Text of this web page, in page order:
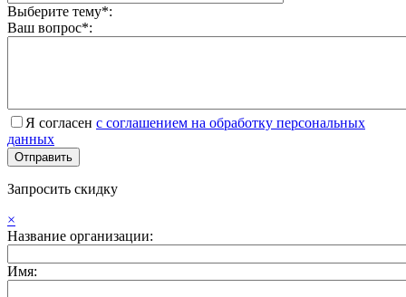
Выберите тему*:
Ваш вопрос*:
Я согласен с соглашением на обработку персональных
данных
Запросить скидку
×
Название организации:
Имя: